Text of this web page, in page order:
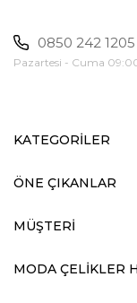
0850 242 1205
Pazartesi - Cuma
KATEGORİLER
ÖNE ÇIKANLAR
MÜŞTERİ
MODA ÇELİKLER